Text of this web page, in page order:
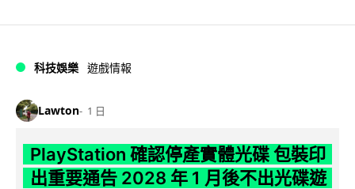
科技娛樂 遊戲情報
Lawton 1 日
PlayStation 確認停產實體光碟 包裝印
出重要通告 2028 年 1 月後不出光碟遊